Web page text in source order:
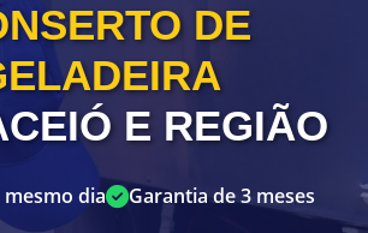
DE
E REGIÃO
dia Garantia de 3 meses